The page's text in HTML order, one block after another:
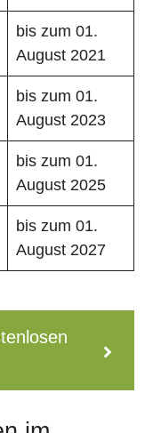
bis zum 01.
August 2021
bis zum 01.
August 2023
bis zum 01.
August 2025
bis zum 01.
August 2027